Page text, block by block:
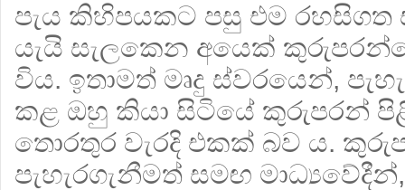
පැය කිහිපයකට පසු එම රහසිගත
යැයි සැලකෙන අයෙක්
විය. ඉතාමත් මෘදු ස්වරයෙන්,
කළ ඔහු කියා සිටියේ කුරුපරන්
තොරතුර වැරදි එකක් බව ය.
පැහැරගැනීමත් සමඟ